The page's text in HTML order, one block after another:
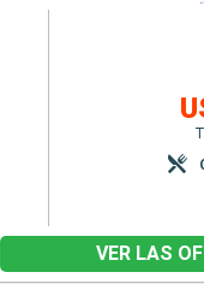
VER LAS